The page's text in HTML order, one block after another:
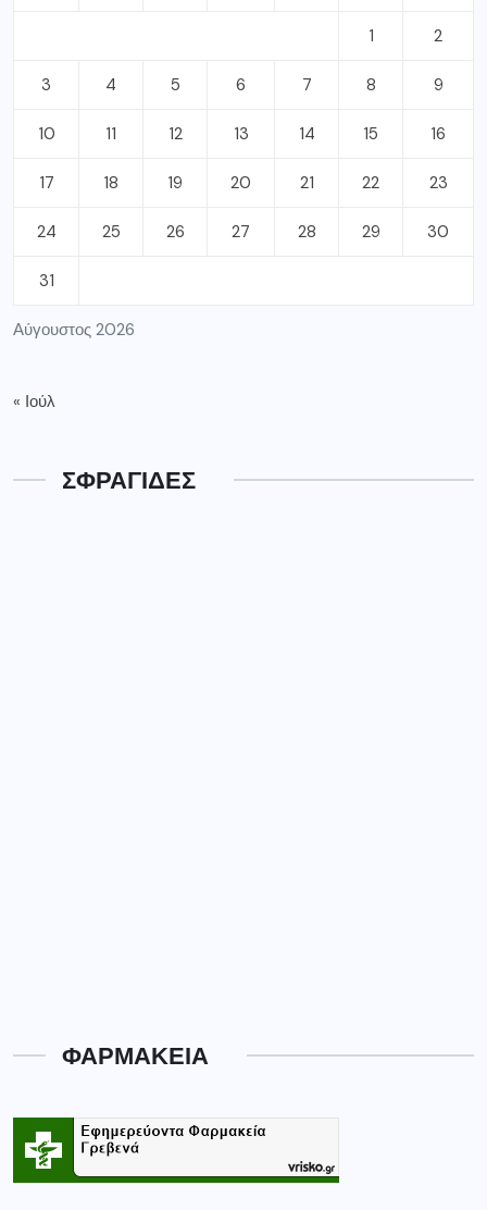
Αύγουστος 2026
1 2
3 4 5 6 7 8 9
10 11 12 13 14 15 16
17 18 19 20 21 22 23
24 25 26 27 28 29 30
31
« Ιούλ
ΣΦΡΑΓΙΔΕΣ
ΦΑΡΜΑΚΕΙΑ